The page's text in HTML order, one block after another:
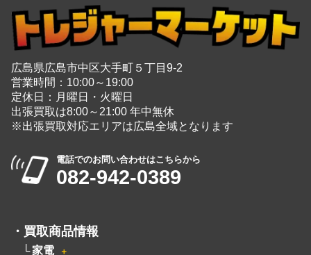
広島県広島市中区大手町５丁目9-2
営業時間：10:00～19:00
定休日：月曜日・火曜日
出張買取は8:00～21:00 年中無休
※出張買取対応エリアは広島全域となります
電話でのお問い合わせはこちらから
082-942-0389
・買取商品情報
楽器 ＋
ブランド